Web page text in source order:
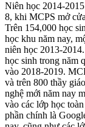
Niên học 2014-
8, khi MCPS mở
Trên 154,000 học
học khu năm nay,
niên học 2013-
học sinh trong năm
vào 2018-2019.
và trên 800 thầy
nghệ mới năm nay
vào các lớp học
phần chính là